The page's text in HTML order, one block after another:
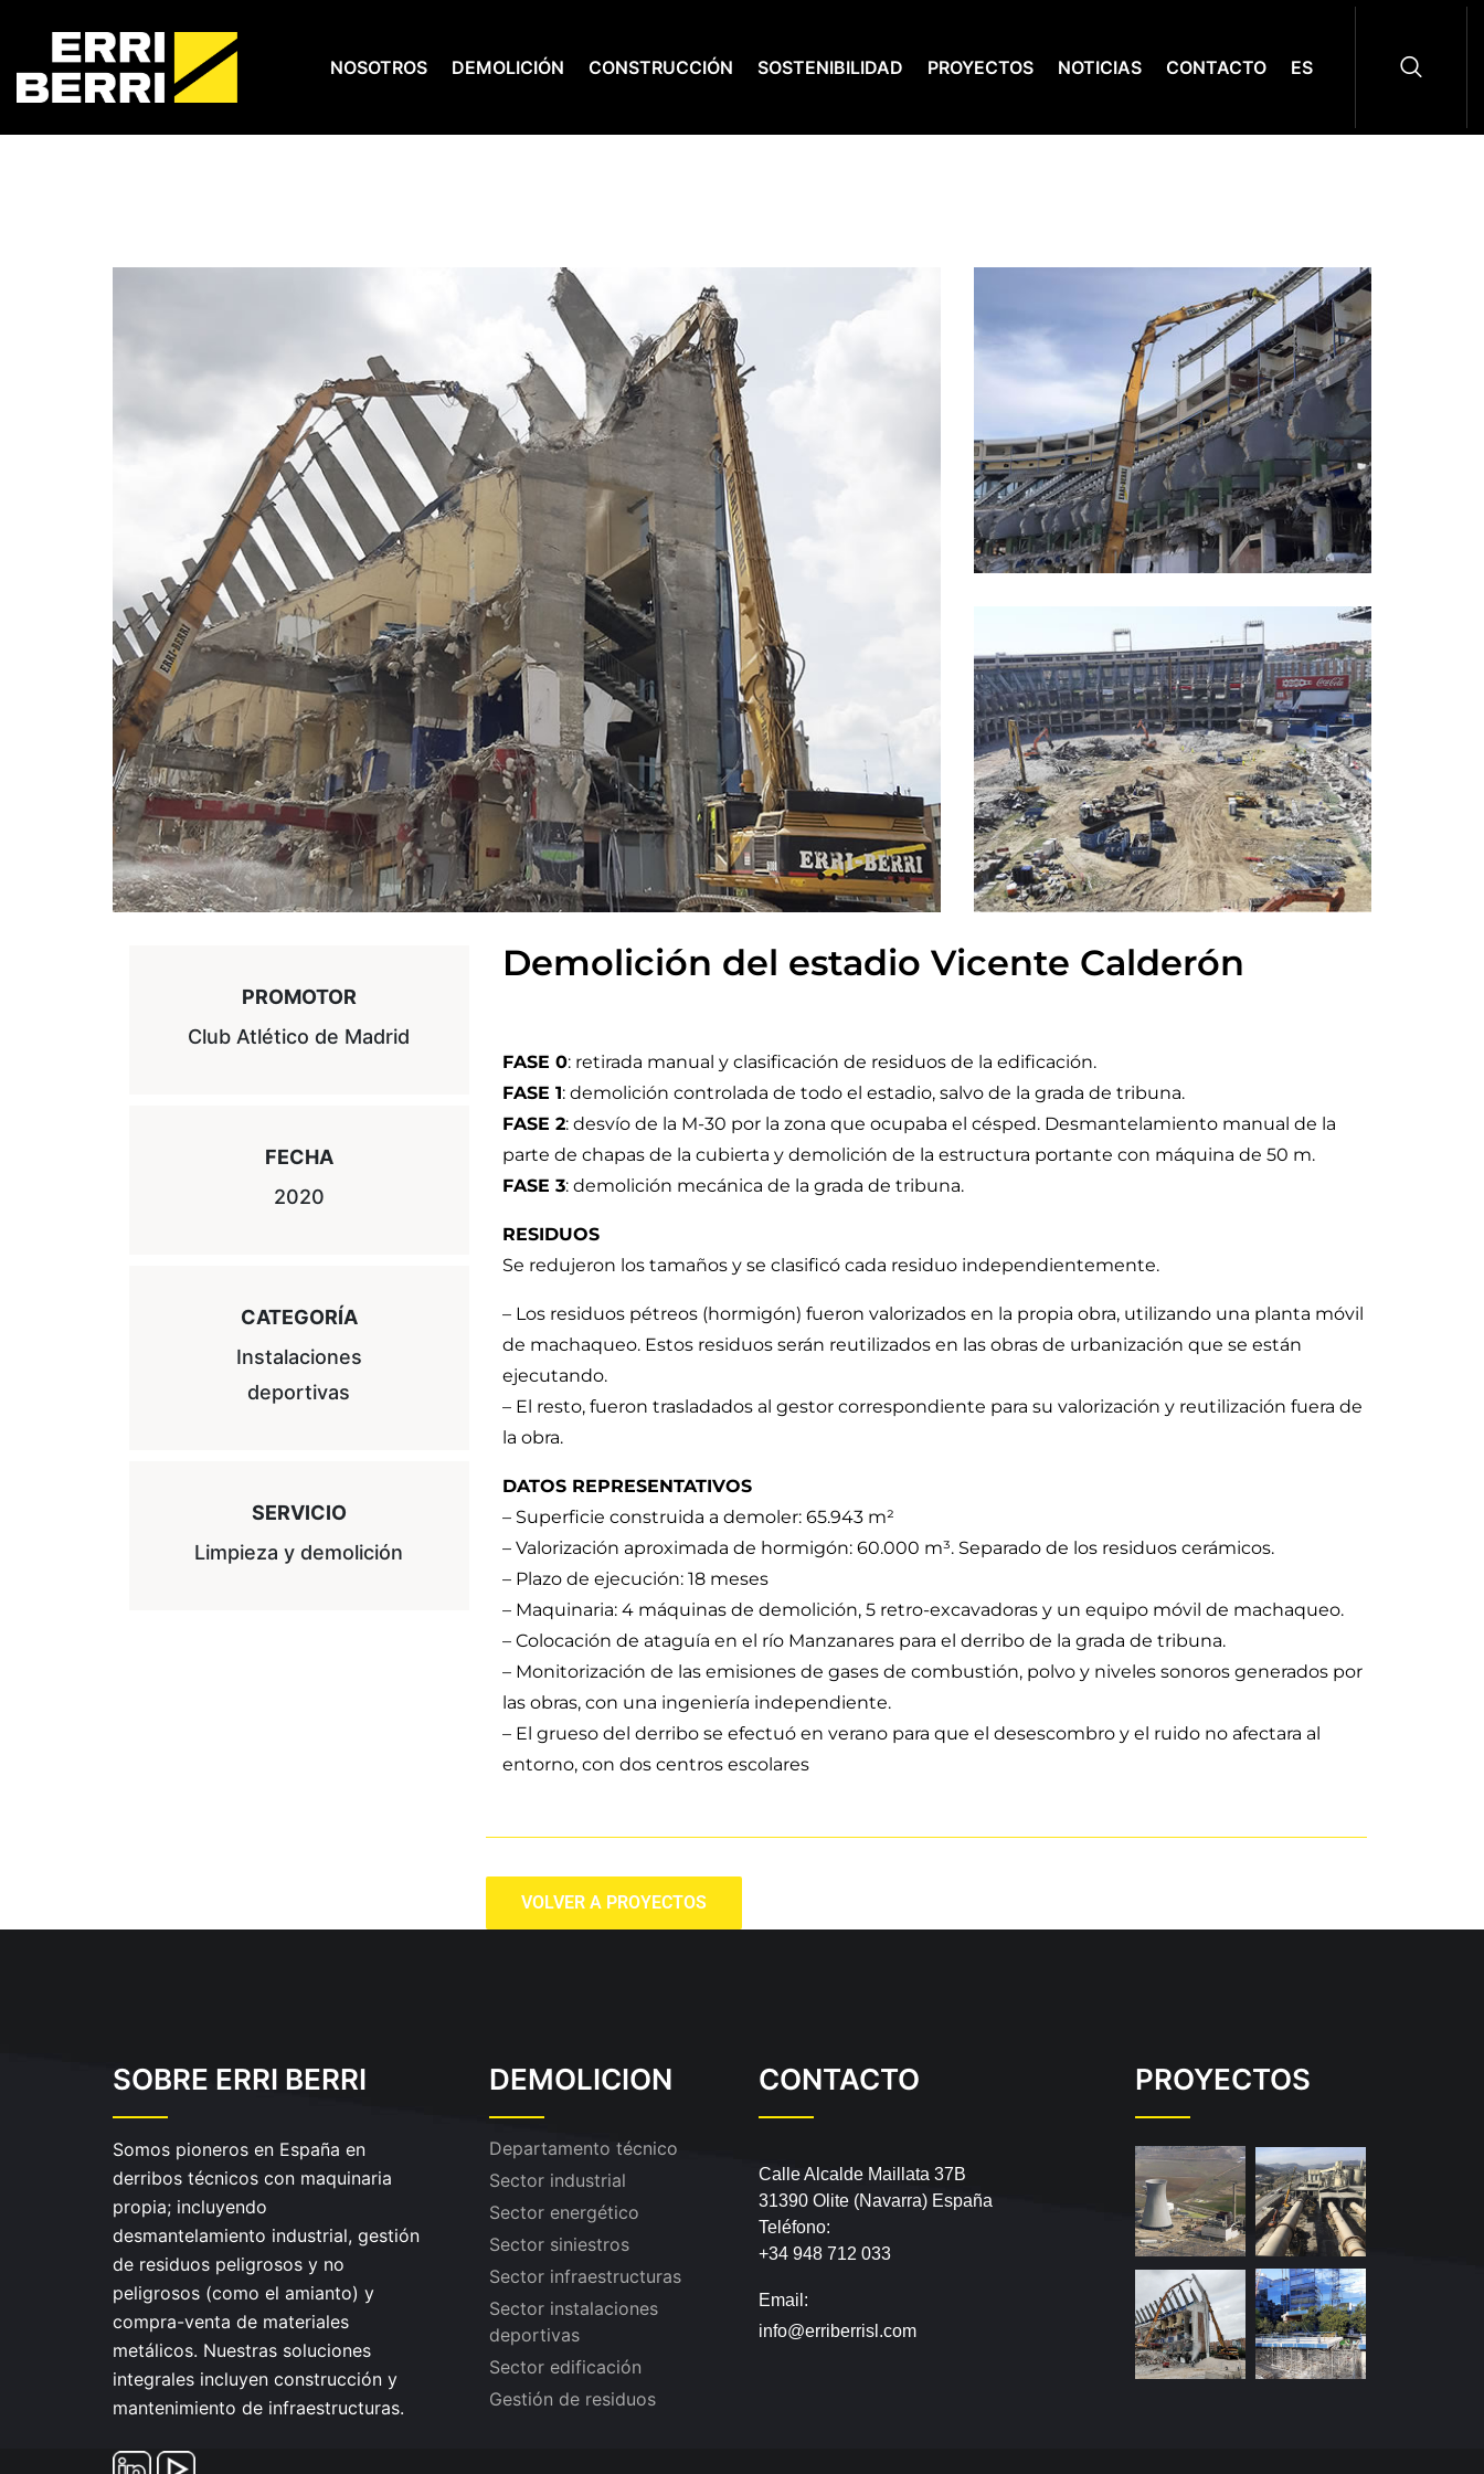
NOSOTROS DEMOLICIÓN CONSTRUCCIÓN SOSTENIBILIDAD PROYECTOS NOTICIAS CONTACTO ES
PROMOTOR
Club Atlético de Madrid
FECHA
2020
CATEGORÍA
Instalaciones
deportivas
SERVICIO
Limpieza y demolición
Demolición del estadio Vicente Calderón
FASE 0: retirada manual y clasificación de residuos de la edificación.
FASE 1: demolición controlada de todo el estadio, salvo de la grada de tribuna.
FASE 2: desvío de la M-30 por la zona que ocupaba el césped. Desmantelamiento manual de la
parte de chapas de la cubierta y demolición de la estructura portante con máquina de 50 m.
FASE 3: demolición mecánica de la grada de tribuna.
RESIDUOS
Se redujeron los tamaños y se clasificó cada residuo independientemente.
– Los residuos pétreos (hormigón) fueron valorizados en la propia obra, utilizando una planta móvil
de machaqueo. Estos residuos serán reutilizados en las obras de urbanización que se están
ejecutando.
– El resto, fueron trasladados al gestor correspondiente para su valorización y reutilización fuera de
la obra.
DATOS REPRESENTATIVOS
– Superficie construida a demoler: 65.943 m²
– Valorización aproximada de hormigón: 60.000 m³. Separado de los residuos cerámicos.
– Plazo de ejecución: 18 meses
– Maquinaria: 4 máquinas de demolición, 5 retro-excavadoras y un equipo móvil de machaqueo.
– Colocación de ataguía en el río Manzanares para el derribo de la grada de tribuna.
– Monitorización de las emisiones de gases de combustión, polvo y niveles sonoros generados por
las obras, con una ingeniería independiente.
– El grueso del derribo se efectuó en verano para que el desescombro y el ruido no afectara al
entorno, con dos centros escolares
VOLVER A PROYECTOS
SOBRE ERRI BERRI
Somos pioneros en España en
derribos técnicos con maquinaria
propia; incluyendo
desmantelamiento industrial, gestión
de residuos peligrosos y no
peligrosos (como el amianto) y
compra-venta de materiales
metálicos. Nuestras soluciones
integrales incluyen construcción y
mantenimiento de infraestructuras.
DEMOLICION
Departamento técnico
Sector industrial
Sector energético
Sector siniestros
Sector infraestructuras
Sector instalaciones
deportivas
Sector edificación
Gestión de residuos
CONTACTO
Calle Alcalde Maillata 37B
31390 Olite (Navarra) España
Teléfono:
+34 948 712 033
Email:
info@erriberrisl.com
PROYECTOS